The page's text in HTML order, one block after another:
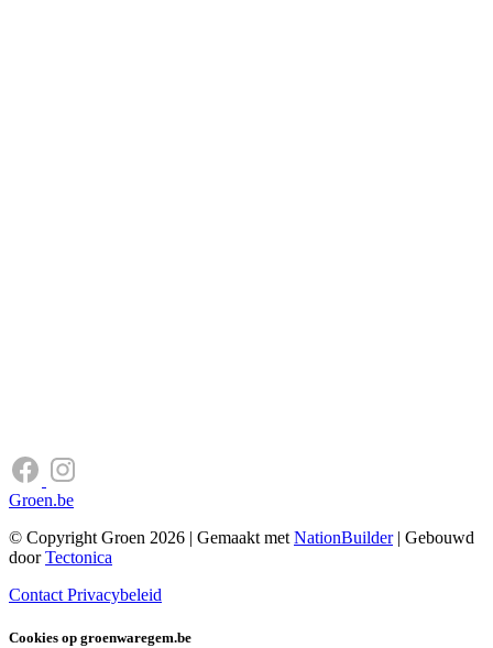
Groen.be
© Copyright Groen 2026 | Gemaakt met NationBuilder| Gebouwd
doorTectonica
Contact Privacybeleid
Cookies op groenwaregem.be